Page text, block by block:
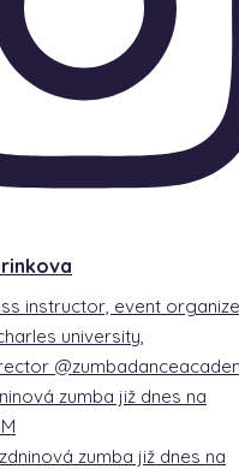
instructor, event
university,
zumba již dnes na